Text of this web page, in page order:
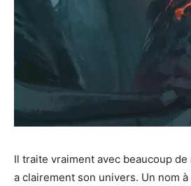
Il traite vraiment avec beaucoup
a clairement son univers. Un nom à